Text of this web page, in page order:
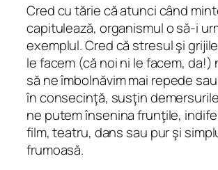
Cred cu tărie că atunci când
capitulează, organismul o să-i
exemplul. Cred că stresul şi
le facem (că noi ni le facem, da!)
să ne îmbolnăvim mai repede
în consecinţă, susţin
ne putem însenina frunţile,
film, teatru, dans sau pur şi
frumoasă.